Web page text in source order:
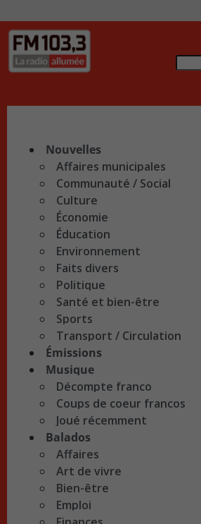
Nouvelles
Affaires municipales
Communauté / Social
Culture
Économie
Éducation
Environnement
Faits divers
Politique
Santé et bien-être
Sports
Transport / Circulation
Émissions
Musique
Décompte franco
Coups de coeur francos
Joué récemment
Balados
Affaires
Art de vivre
Bien-être
Emploi